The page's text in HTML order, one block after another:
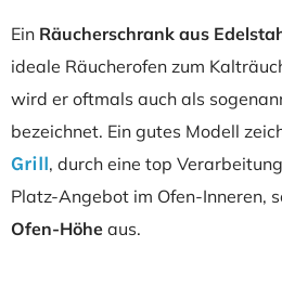
Ein Räucherschrank aus
ideale Räucherofen zum
wird er oftmals auch als
bezeichnet. Ein gutes Modell
Grill, durch eine top
Platz-Angebot im Ofen-Inneren,
Ofen-Höhe aus.